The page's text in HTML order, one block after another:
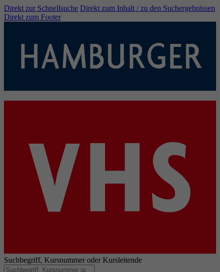
Direkt zur Schnellsuche Direkt zum Inhalt / zu den Suchergebnissen
Direkt zum Footer
Suchbegriff, Kursnummer oder Kursleitende